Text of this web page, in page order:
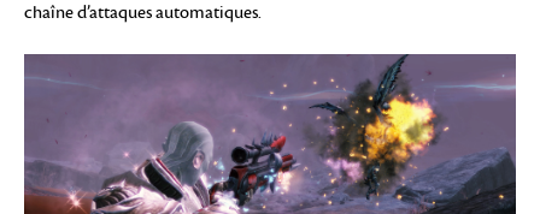
chaîne d’attaques automatiques.